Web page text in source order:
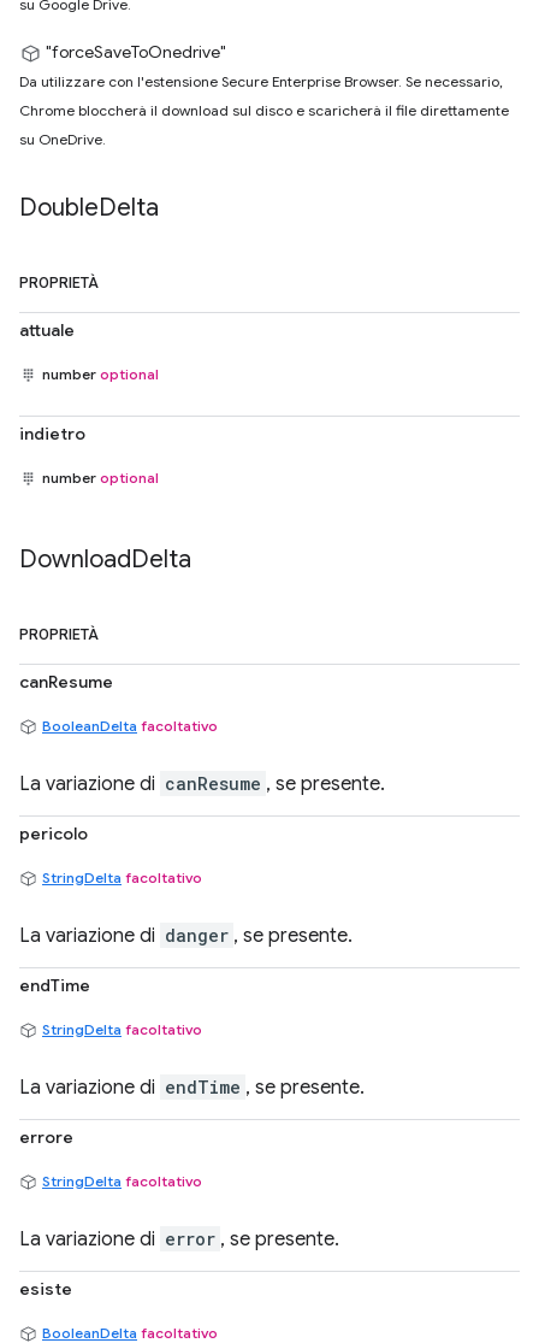
su Google Drive.
"forceSaveToOnedrive"
Da utilizzare con l'estensione Secure Enterprise Browser. Se necessario,
Chrome bloccherà il download sul disco e scaricherà il file direttamente
su OneDrive.
DoubleDelta
PROPRIETÀ
attuale
number optional
indietro
number optional
DownloadDelta
PROPRIETÀ
canResume
BooleanDelta facoltativo
La variazione di canResume , se presente.
pericolo
StringDelta facoltativo
La variazione di danger , se presente.
endTime
StringDelta facoltativo
La variazione di endTime , se presente.
errore
StringDelta facoltativo
La variazione di error , se presente.
esiste
BooleanDelta facoltativo